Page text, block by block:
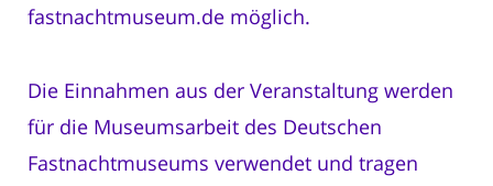
fastnachtmuseum.de möglich.
Die Einnahmen aus der Veranstaltung werden
für die Museumsarbeit des Deutschen
Fastnachtmuseums verwendet und tragen